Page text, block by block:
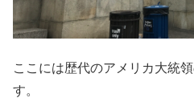
ここには歴代のアメリカ大統
す。